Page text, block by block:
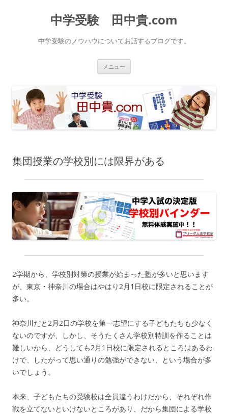
中学受験 田中貴.com
中学受験のノウハウについてお話するブログです。
メニュー
ス
キ
ッ
プ
集団授業の学校別には限界がある
2学期から、学校別対策の授業が始まった塾が多いと思います
が、東京・神奈川の場合はやはり2月1日校に限定されることが
多い。
神奈川だと2月2日の学校を第一志望にする子どもたちも少なく
ないのですが、しかし、そうたくさん学校別特訓を作ることは
難しいから、どうしても2月1日校に限定されるところはあるわ
けで、したがって思い通りの勉強ができない、という場合が多
いでしょう。
本来、子どもたちの受験校は全員違うわけだから、それぞれ作
戦を立てないといけないところがあり、だから集団による学校